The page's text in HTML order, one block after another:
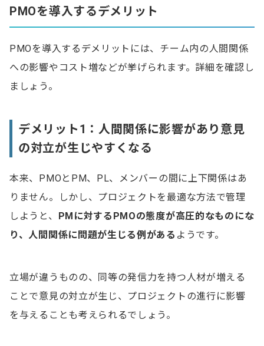
PMOを導入するデメリット
PMOを導入するデメリットには、チーム内の人間関係
への影響やコスト増などが挙げられます。詳細を確認し
ましょう。
デメリット1：人間関係に影響があり意見
の対立が生じやすくなる
本来、PMOとPM、PL、メンバーの間に上下関係はあ
りません。しかし、プロジェクトを最適な方法で管理
しようと、 PMに対するPMOの態度が高圧的なものにな
り、人間関係に問題が生じる例がある ようです。
立場が違うものの、同等の発信力を持つ人材が増える
ことで意見の対立が生じ、プロジェクトの進行に影響
を与えることも考えられるでしょう。